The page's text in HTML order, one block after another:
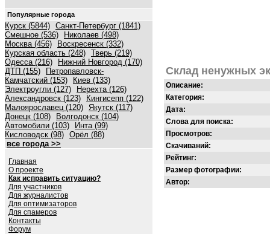
Популярные города
Курск (5844) Санкт-Петербург (1841)
Смешное (536)
Николаев (498)
Москва (456)
Воскресенск (332)
Курская область (248) Тверь (219)
Одесса (216)
Нижний Новгород (170)
ДТП (155)
Петропавловск-
Камчатский (153)
Киев (133)
Электроугли (127)
Нерехта (126)
Александровск (123)
Кингисепп (122)
Малоярославец (120) Якутск (117)
Донецк (108)
Волгодонск (104)
Автомобили (103)
Инта (99)
Кисловодск (98) Орёл (88)
все города >>
Главная
О проекте
Как исправить ситуацию?
Для участников
Для журналистов
Для оптимизаторов
Для спамеров
Контакты
Форум
Склад ненужных
Описание:
Категория:
Дата:
Слова для поиска:
Просмотров:
Скачиваний:
Рейтинг:
Размер фотографии:
Автор: